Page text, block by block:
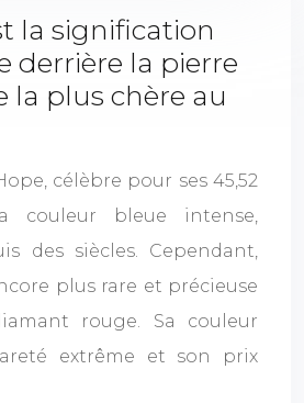
la signification
derrière la pierre
la plus chère au
célèbre pour ses 45,52
couleur bleue intense,
des siècles. Cependant,
plus rare et précieuse
rouge. Sa couleur
extrême et son prix